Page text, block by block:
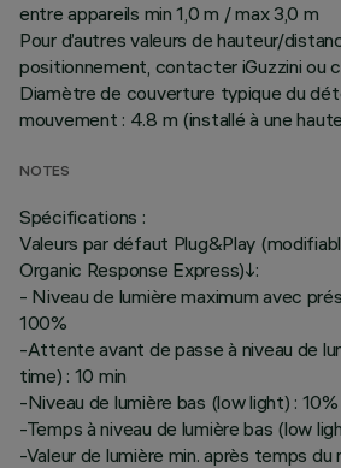
entre appareils min 1,0 m / max 3,0 m
Pour d’autres valeurs de hauteur/
positionnement, contacter iGuzzini ou
Diamètre de couverture typique du
mouvement : 4.8 m (installé à une
NOTES
Spécifications :
Valeurs par défaut Plug&Play
Organic Response Express)↓:
- Niveau de lumière maximum avec
100%
-Attente avant de passe à niveau de
time) : 10 min
-Niveau de lumière bas (low light) : 10%
-Temps à niveau de lumière bas (low
-Valeur de lumière min. après temps du